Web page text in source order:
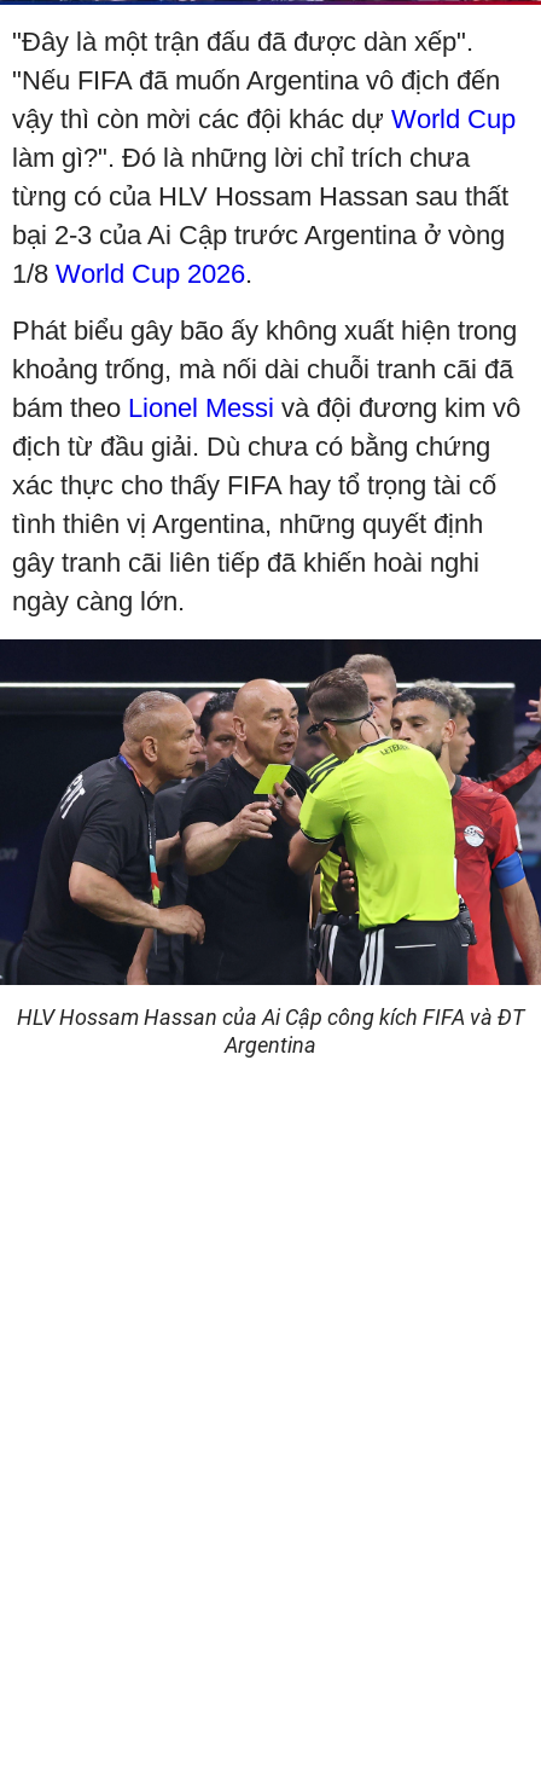
Video
"Đây là một trận đấu đã được dàn xếp".
"Nếu FIFA đã muốn Argentina vô địch đến
vậy thì còn mời các đội khác dự World Cup
làm gì?". Đó là những lời chỉ trích chưa
từng có của HLV Hossam Hassan sau thất
bại 2-3 của Ai Cập trước Argentina ở vòng
1/8 World Cup 2026.
Phát biểu gây bão ấy không xuất hiện trong
khoảng trống, mà nối dài chuỗi tranh cãi đã
bám theo Lionel Messi và đội đương kim vô
địch từ đầu giải. Dù chưa có bằng chứng
xác thực cho thấy FIFA hay tổ trọng tài cố
tình thiên vị Argentina, những quyết định
gây tranh cãi liên tiếp đã khiến hoài nghi
ngày càng lớn.
HLV Hossam Hassan của Ai Cập công kích FIFA và ĐT
Argentina